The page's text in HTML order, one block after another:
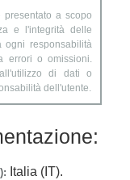
a scopo
e l'integrità delle
ogni responsabilità
errori o omissioni.
di dati o
dell'utente.
Italia (IT).